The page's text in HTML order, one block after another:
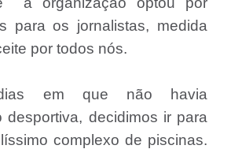
para os jornalistas, medida
por todos nós.
em que não havia
desportiva, decidimos ir para
complexo de piscinas.